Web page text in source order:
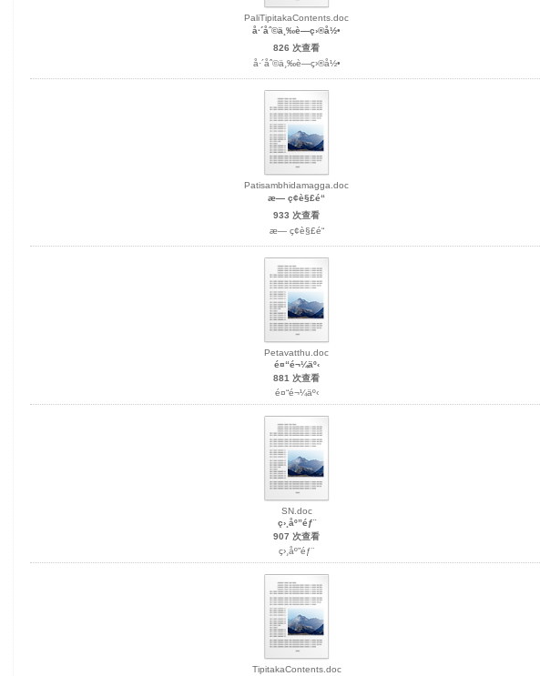
PaliTipitakaContents.doc
å·´åˆ©ä¸‰è—ç›®å½•
826 次查看
å·´åˆ©ä¸‰è—ç›®å½•
Patisambhidamagga.doc
æ— ç¢è§£é“
933 次查看
æ— ç¢è§£é“
Petavatthu.doc
é¤“é¬¼äº‹
881 次查看
é¤“é¬¼äº‹
SN.doc
ç›¸åº”éƒ¨
907 次查看
ç›¸åº”éƒ¨
TipitakaContents.doc